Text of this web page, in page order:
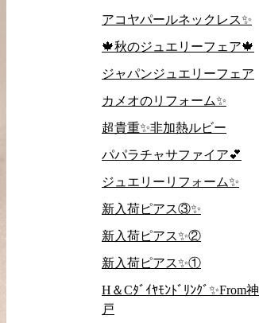
アコヤパールネックレス✨
🍁秋のジュエリーフェア🍁
ジャパンジュエリーフェア
カメオのリフォーム✨
超貴重✨非加熱ルビー
パパラチャサファイア💕
ジュエリーリフォーム✨
新入荷ピアス③✨
新入荷ピアス✨②
新入荷ピアス✨①
H＆Cﾀﾞｲﾔﾓﾝﾄﾞﾘﾝｸﾞ✨From神
戸